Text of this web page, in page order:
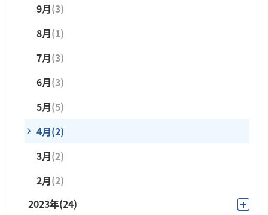
2月(1)
1月(1)
5月(3)
4月(2)
3月(4)
9月(3)
8月(1)
7月(3)
6月(3)
5月(5)
4月(2)
3月(2)
2月(2)
2023年(24)